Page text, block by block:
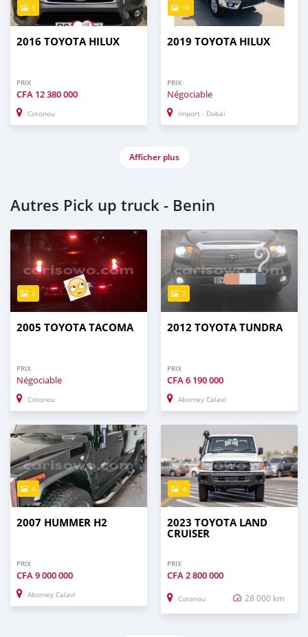
5
2016 TOYOTA HILUX
PRIX
CFA 12 380 000
Cotonou
16
2019 TOYOTA HILUX
PRIX
Négociable
Import - Dubai
Afficher plus
Autres Pick up truck - Benin
3
2005 TOYOTA TACOMA
PRIX
Négociable
Cotonou
7
2012 TOYOTA TUNDRA
PRIX
CFA6 190 000
Abomey Calavi
4
2007 HUMMER H2
PRIX
CFA9 000 000
Abomey Calavi
4
2023 TOYOTA LAND
CRUISER
PRIX
CFA2 800 000
Cotonou 28 000 km